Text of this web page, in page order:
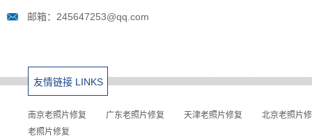
邮箱：245647253@qq.com
友情链接 LINKS
南京老照片修复 广东老照片修复 天津老照片修复
北京老照片
老照片修复